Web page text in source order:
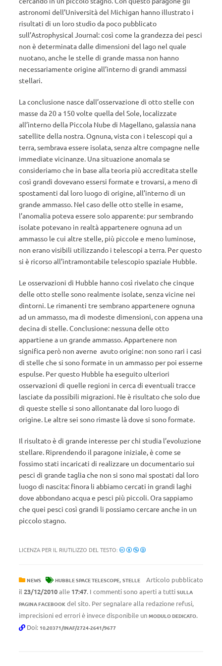
astronomi dell’Università del Michigan hanno illustrato i
risultati di un loro studio da poco pubblicato
sull’Astrophysical Journal: così come la grandezza dei pesci
non è determinata dalle dimensioni del lago nel quale
nuotano, anche le stelle di grande massa non hanno
necessariamente origine all’interno di grandi ammassi
stellari.
La conclusione nasce dall’osservazione di otto stelle con
masse da 20 a 150 volte quella del Sole, localizzate
all’interno della Piccola Nube di Magellano, galassia nana
satellite della nostra. Ognuna, vista con i telescopi qui a
terra, sembrava essere isolata, senza altre compagne nelle
immediate vicinanze. Una situazione anomala se
consideriamo che in base alla teoria più accreditata stelle
così grandi dovevano essersi formate e trovarsi, a meno di
spostamenti dal loro luogo di origine, all’interno di un
grande ammasso. Nel caso delle otto stelle in esame,
l’anomalia poteva essere solo apparente: pur sembrando
isolate potevano in realtà appartenere ognuna ad un
ammasso le cui altre stelle, più piccole e meno luminose,
non erano visibili utilizzando i telescopi a terra. Per questo
si è ricorso all’intramontabile telescopio spaziale Hubble.
Le osservazioni di Hubble hanno così rivelato che cinque
delle otto stelle sono realmente isolate, senza vicine nei
dintorni. Le rimanenti tre sembrano appartenere ognuna
ad un ammasso, ma di modeste dimensioni, con appena una
decina di stelle. Conclusione: nessuna delle otto
appartiene a un grande ammasso. Appartenere non
significa però non averne avuto origine: non sono rari i casi
di stelle che si sono formate in un ammasso per poi esserne
espulse. Per questo Hubble ha eseguito ulteriori
osservazioni di quelle regioni in cerca di eventuali tracce
lasciate da possibili migrazioni. Ne è risultato che solo due
di queste stelle si sono allontanate dal loro luogo di
origine. Le altre sei sono rimaste là dove si sono formate.
Il risultato è di grande interesse per chi studia l’evoluzione
stellare. Riprendendo il paragone iniziale, è come se
fossimo stati incaricati di realizzare un documentario sui
pesci di grande taglia che non si sono mai spostati dal loro
luogo di nascita: finora li abbiamo cercati in grandi laghi
dove abbondano acqua e pesci più piccoli. Ora sappiamo
che quei pesci così grandi li possiamo cercare anche in un
piccolo stagno.
LICENZA PER IL RIUTILIZZO DEL TESTO:
NEWS HUBBLE SPACE TELESCOPE, STELLE
Articolo pubblicato
il 23/12/2010alle 17:47. I commenti sono aperti a tutti SULLA
PAGINA FACEBOOK del sito. Per segnalare alla redazione refusi,
imprecisioni ed errori è invece disponibile un MODULO DEDICATO.
Doi: 10.20371/INAF/2724-2641/9677